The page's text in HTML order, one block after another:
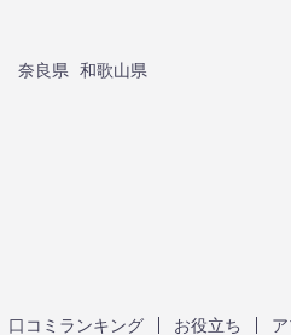
奈良県 和歌山県
口コミランキング お役立ち